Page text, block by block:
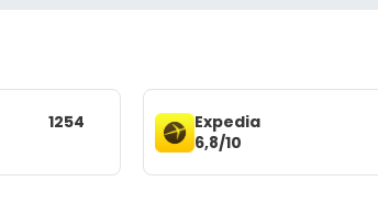
1254
Expedia
6,8/10